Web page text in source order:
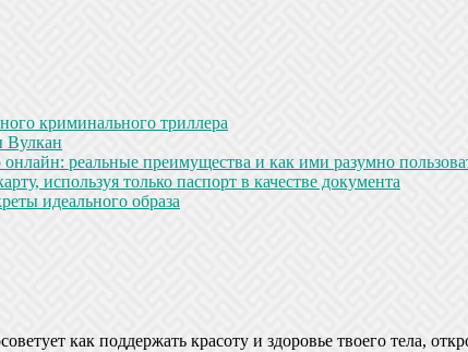
криминального триллера
Вулкан
реальные преимущества и как ими разумно
используя только паспорт в качестве документа
идеального образа
как поддержать красоту и здоровье твоего тела,